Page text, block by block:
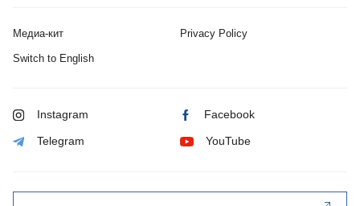
Медиа-кит Privacy Policy
Switch to English
Instagram Facebook
Telegram YouTube